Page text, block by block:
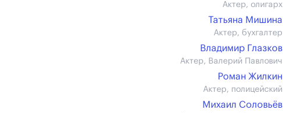
Актер, олигарх
Татьяна Мишина
Актер, бухгалтер
Владимир Глазков
Актер, Валерий Павлович
Роман Жилкин
Актер, полицейский
Михаил Соловьёв